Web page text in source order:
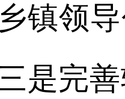
镇领
是完